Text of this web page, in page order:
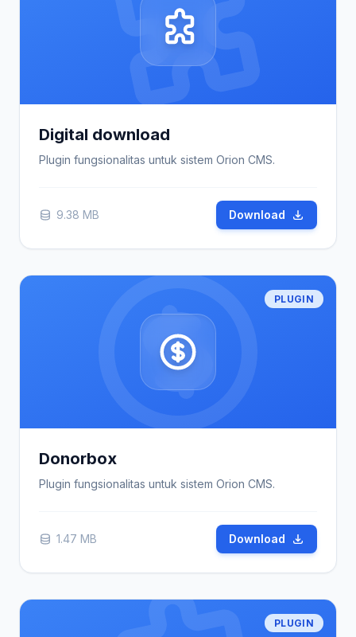
Digital download
Plugin fungsionalitas untuk sistem Orion CMS.
9.38 MB Download
PLUGIN
Donorbox
Plugin fungsionalitas untuk sistem Orion CMS.
1.47 MB Download
PLUGIN